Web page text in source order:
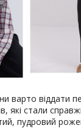
варто віддати
які стали
пудровий